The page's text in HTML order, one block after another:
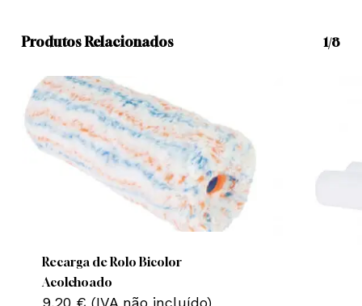
Produtos Relacionados 1/8
Recarga de Rolo Bicolor
Acolchoado